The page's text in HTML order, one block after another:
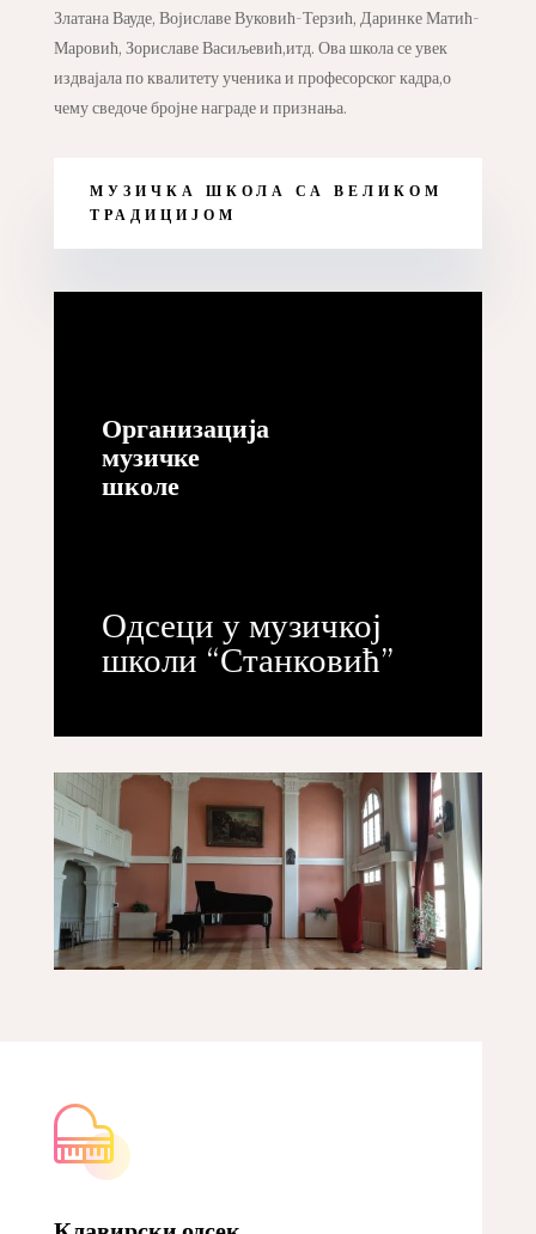
Златана Вауде, Војиславе Вуковић-Терзић, Даринке Матић-
Маровић, Зориславе Васиљевић,итд. Ова школа се увек
издвајала по квалитету ученика и професорског кадра,о
чему сведоче бројне награде и признања.
МУЗИЧКА ШКОЛА СА ВЕЛИКОМ
ТРАДИЦИЈОМ
Организација
музичке
школе
Одсеци у музичкој
школи “Станковић”